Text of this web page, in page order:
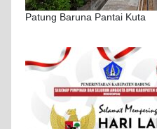
Patung Baruna Pantai Kuta